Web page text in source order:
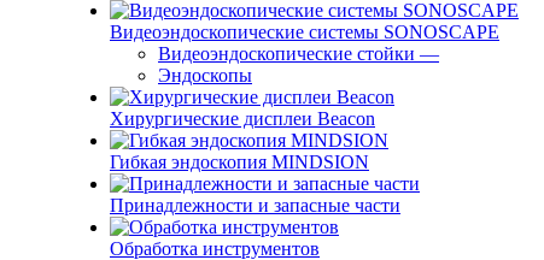
Видеоэндоскопические системы SONOSCAPE
Видеоэндоскопические стойки —
Эндоскопы
Хирургические дисплеи Beacon
Гибкая эндоскопия MINDSION
Принадлежности и запасные части
Обработка инструментов